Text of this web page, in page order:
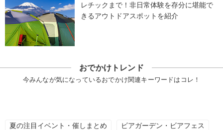
レチックまで！非日常体験を存分に堪能で
きるアウトドアスポットを紹介
おでかけトレンド
今みんなが気になっているおでかけ関連キーワードはコレ！
夏の注目イベント・催しまとめ ビアガーデン・ビアフェス